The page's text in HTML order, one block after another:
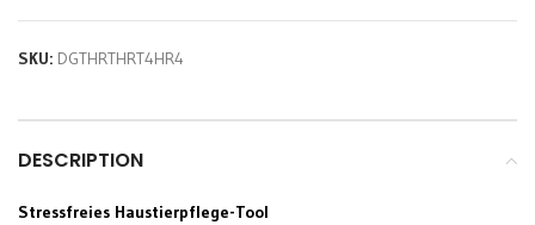
SKU: DGTHRTHRT4HR4
DESCRIPTION
Stressfreies Haustierpflege-Tool